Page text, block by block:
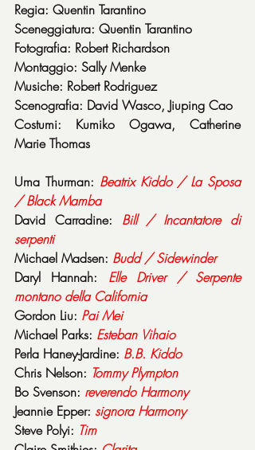
Regia: Quentin Tarantino
Sceneggiatura: Quentin Tarantino
Fotografia: Robert Richardson
Montaggio: Sally Menke
Musiche: Robert Rodriguez
Scenografia: David Wasco, Jiuping Cao
Costumi: Kumiko Ogawa, Catherine
Marie Thomas
Uma Thurman: Beatrix Kiddo / La Sposa
/ Black Mamba
David Carradine: Bill / Incantatore di
serpenti
Michael Madsen: Budd / Sidewinder
Daryl Hannah: Elle Driver / Serpente
montano della California
Gordon Liu: Pai Mei
Michael Parks: Esteban Vihaio
Perla Haney-Jardine: B.B. Kiddo
Chris Nelson: Tommy Plympton
Bo Svenson: reverendo Harmony
Jeannie Epper: signora Harmony
Steve Polyi: Tim